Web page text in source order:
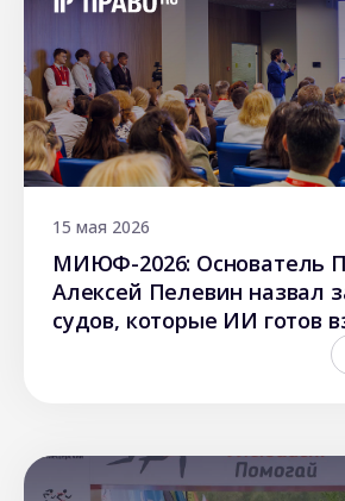
15 мая 2026
МИЮФ-2026: Основатель
Алексей Пелевин назвал
судов, которые ИИ готов